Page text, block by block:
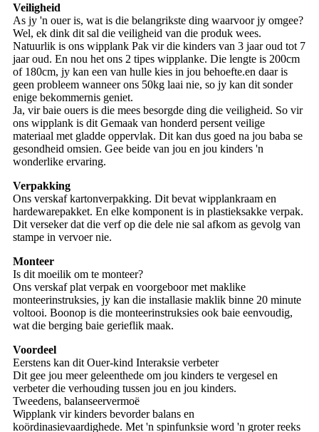
Veiligheid
As jy 'n ouer is, wat is die belangrikste ding waarvoor jy omgee?
Wel, ek dink dit sal die veiligheid van die produk wees.
Natuurlik is ons wipplank Pak vir die kinders van 3 jaar oud tot 7
jaar oud. En nou het ons 2 tipes wipplanke. Die lengte is 200cm
of 180cm, jy kan een van hulle kies in jou behoefte.en daar is
geen probleem wanneer ons 50kg laai nie, so jy kan dit sonder
enige bekommernis geniet.
Ja, vir baie ouers is die mees besorgde ding die veiligheid. So vir
ons wipplank is dit Gemaak van honderd persent veilige
materiaal met gladde oppervlak. Dit kan dus goed na jou baba se
gesondheid omsien. Gee beide van jou en jou kinders 'n
wonderlike ervaring.
Verpakking
Ons verskaf kartonverpakking. Dit bevat wipplankraam en
hardewarepakket. En elke komponent is in plastieksakke verpak.
Dit verseker dat die verf op die dele nie sal afkom as gevolg van
stampe in vervoer nie.
Monteer
Is dit moeilik om te monteer?
Ons verskaf plat verpak en voorgeboor met maklike
monteerinstruksies, jy kan die installasie maklik binne 20 minute
voltooi. Boonop is die monteerinstruksies ook baie eenvoudig,
wat die berging baie gerieflik maak.
Voordeel
Eerstens kan dit Ouer-kind Interaksie verbeter
Dit gee jou meer geleenthede om jou kinders te vergesel en
verbeter die verhouding tussen jou en jou kinders.
Tweedens, balanseervermoë
Wipplank vir kinders bevorder balans en
koördinasievaardighede. Met 'n spinfunksie word 'n groter reeks